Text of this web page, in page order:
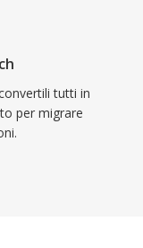
tutti in
per migrare